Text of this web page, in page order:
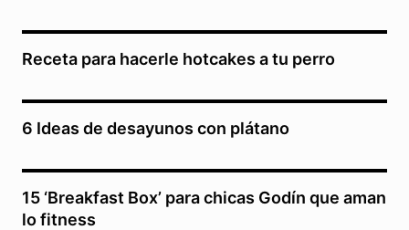
Receta para hacerle hotcakes a tu perro
6 Ideas de desayunos con plátano
15 ‘Breakfast Box’ para chicas Godín que aman
lo fitness